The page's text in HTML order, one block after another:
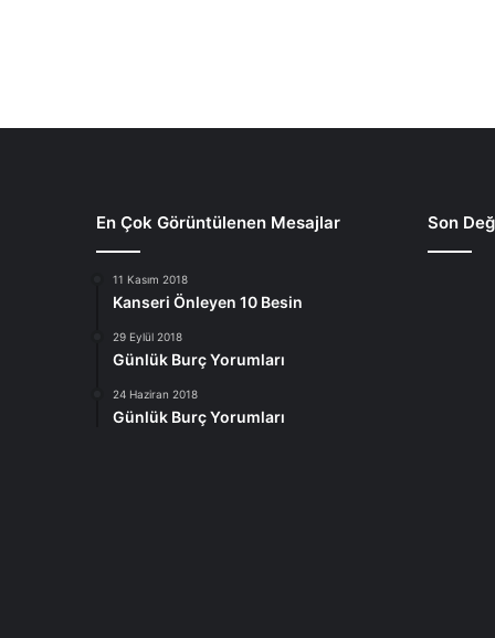
En Çok Görüntülenen Mesajlar
11 Kasım 2018
Kanseri Önleyen 10 Besin
29 Eylül 2018
Günlük Burç Yorumları
24 Haziran 2018
Günlük Burç Yorumları
Son